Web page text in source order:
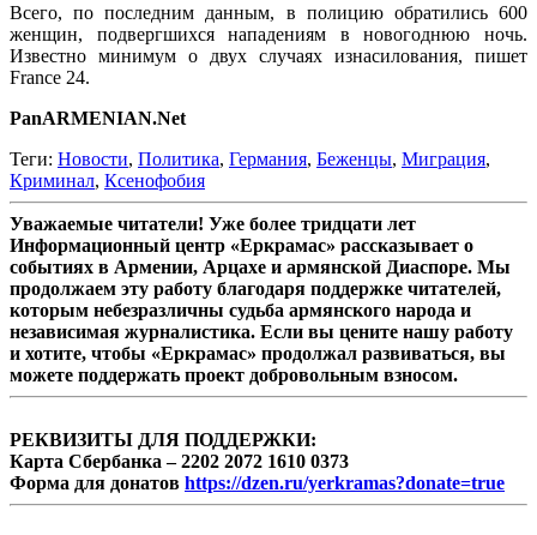
Всего, по последним данным, в полицию обратились 600
женщин, подвергшихся нападениям в новогоднюю ночь.
Известно минимум о двух случаях изнасилования, пишет
France 24.
PanARMENIAN.Net
Теги: Новости, Политика, Германия, Беженцы, Миграция,
Криминал, Ксенофобия
Уважаемые читатели! Уже более тридцати лет
Информационный центр «Еркрамас» рассказывает о
событиях в Армении, Арцахе и армянской Диаспоре. Мы
продолжаем эту работу благодаря поддержке читателей,
которым небезразличны судьба армянского народа и
независимая журналистика. Если вы цените нашу работу
и хотите, чтобы «Еркрамас» продолжал развиваться, вы
можете поддержать проект добровольным взносом.
РЕКВИЗИТЫ ДЛЯ ПОДДЕРЖКИ:
Карта Сбербанка – 2202 2072 1610 0373
Форма для донатов https://dzen.ru/yerkramas?donate=true